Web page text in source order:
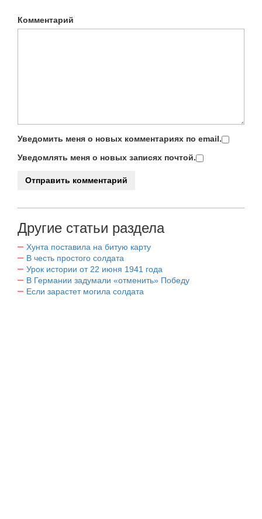
Комментарий
Уведомить меня о новых комментариях по email.
Уведомлять меня о новых записях почтой.
Другие статьи раздела
Хунта поставила на битую карту
В честь простого солдата
Урок истории от 22 июня 1941 года
В Германии задумали «отменить» Победу
Если зарастет могила солдата